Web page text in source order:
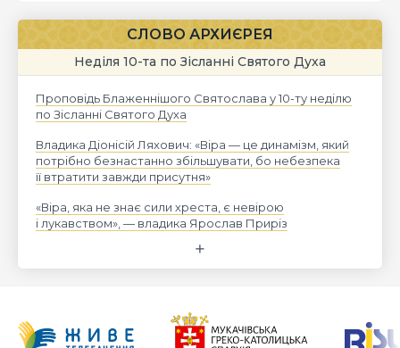
СЛОВО АРХИЄРЕЯ
Неділя 10-та по Зісланні Святого Духа
Проповідь Блаженнішого Святослава у 10-ту неділю
по Зісланні Святого Духа
Владика Діонісій Ляхович: «Віра — це динамізм, який
потрібно безнастанно збільшувати, бо небезпека
її втратити завжди присутня»
«Віра, яка не знає сили хреста, є невірою
і лукавством», — владика Ярослав Приріз